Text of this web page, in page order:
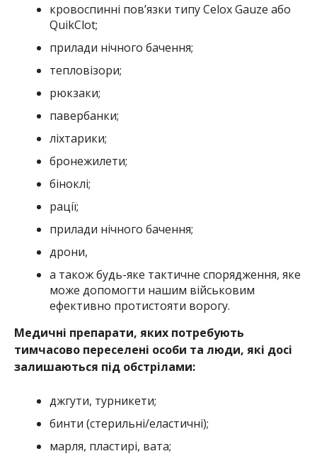
кровоспинні пов’язки типу Celox Gauze або
QuikClot;
прилади нічного бачення;
тепловізори;
рюкзаки;
павербанки;
ліхтарики;
бронежилети;
біноклі;
рації;
прилади нічного бачення;
дрони,
а також будь-яке тактичне спорядження, яке
може допомогти нашим військовим
ефективно протистояти ворогу.
Медичні препарати, яких потребують
тимчасово переселені особи та люди, які досі
залишаються під обстрілами:
джгути, турникети;
бинти (стерильні/еластичні);
марля, пластирі, вата;